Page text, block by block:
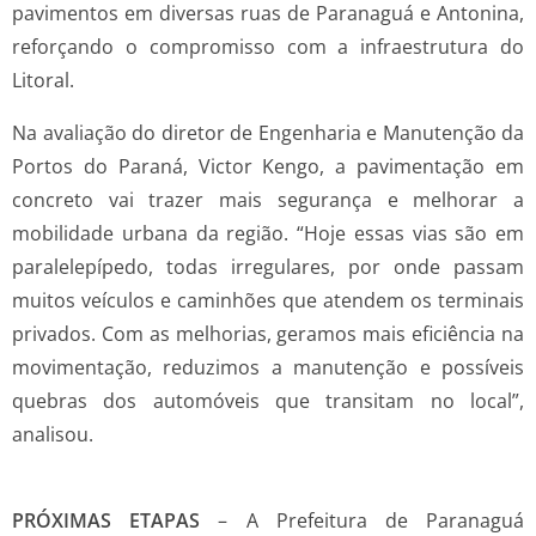
pavimentos em diversas ruas de Paranaguá e Antonina,
reforçando o compromisso com a infraestrutura do
Litoral.
Na avaliação do diretor de Engenharia e Manutenção da
Portos do Paraná, Victor Kengo, a pavimentação em
concreto vai trazer mais segurança e melhorar a
mobilidade urbana da região. “Hoje essas vias são em
paralelepípedo, todas irregulares, por onde passam
muitos veículos e caminhões que atendem os terminais
privados. Com as melhorias, geramos mais eficiência na
movimentação, reduzimos a manutenção e possíveis
quebras dos automóveis que transitam no local”,
analisou.
PRÓXIMAS ETAPAS– A Prefeitura de Paranaguá